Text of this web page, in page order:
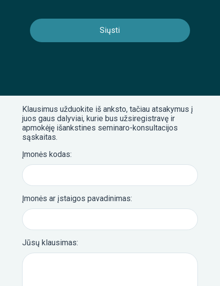
Klausimus užduokite iš anksto, tačiau atsakymus į
juos gaus dalyviai, kurie bus užsiregistravę ir
apmokėję išankstines seminaro-konsultacijos
sąskaitas.
Įmonės kodas:
Įmonės ar įstaigos pavadinimas:
Jūsų klausimas: